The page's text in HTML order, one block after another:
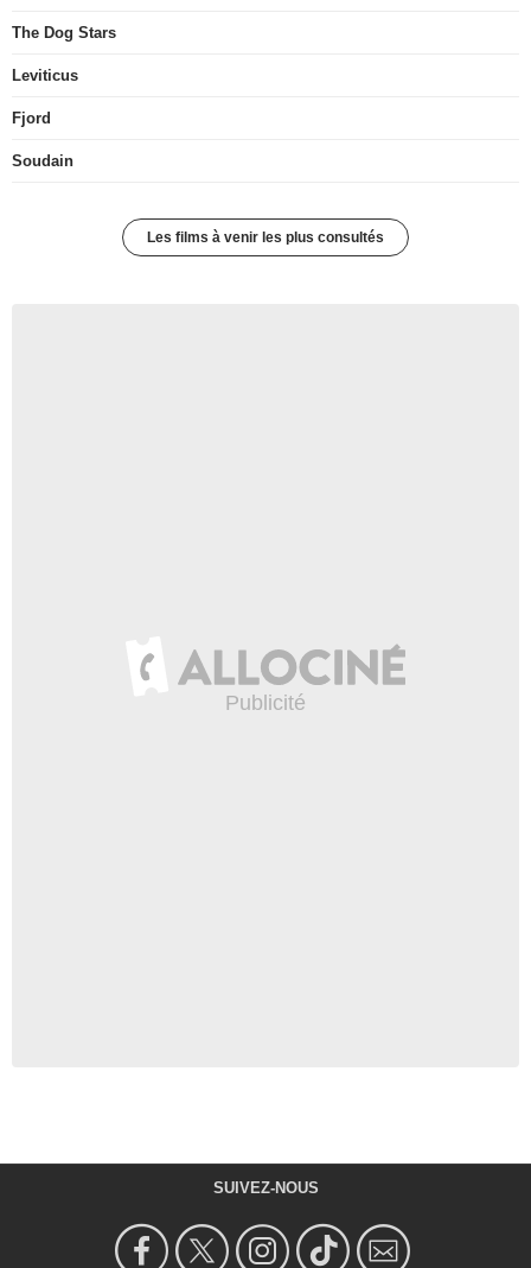
The Dog Stars
Leviticus
Fjord
Soudain
Les films à venir les plus consultés
SUIVEZ-NOUS